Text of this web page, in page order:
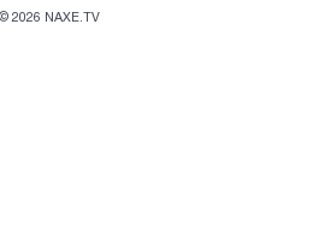
© 2026 NAXE.TV